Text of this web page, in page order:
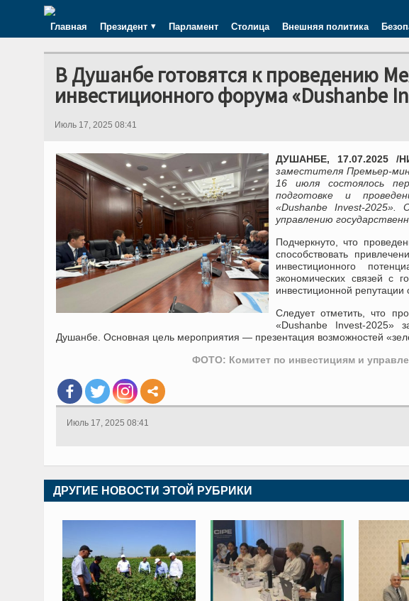
Главная Президент Парламент Столица Внешняя политика
В Душанбе готовятся к проведению
инвестиционного форума «Dushanbe
Июль 17, 2025 08:41
ДУШАНБЕ, 17.07.2025 /
заместителя Премьер-
16 июля состоялось
подготовке и
«Dushanbe Invest-
управлению
Подчеркнуто, что
способствовать
инвестиционного
экономических связей с
инвестиционной
Следует отметить, что
«Dushanbe Invest-2025»
Душанбе. Основная цель мероприятия — презентация возможностей
ФОТО: Комитет по инвестициям и
Июль 17, 2025 08:41
ДРУГИЕ НОВОСТИ ЭТОЙ РУБРИКИ